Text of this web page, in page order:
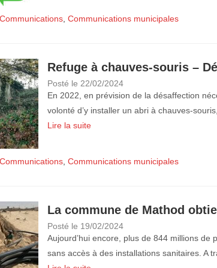
Communications,Communications municipales
Refuge à chauves-souris –
Posté le22/02/2024
En 2022, en prévision de la désaffection
volonté d’y installer un abri à chauves-
Lire la suite
Communications,Communications municipales
La commune de Mathod
Posté le 19/02/2024
Aujourd’hui encore, plus de 844 millions de
sans accès à des installations sanitaires. A